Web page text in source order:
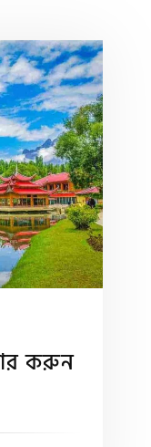
করুন